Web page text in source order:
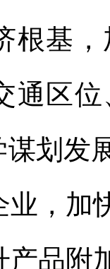
根基
通区
谋划发
业，加
产品附